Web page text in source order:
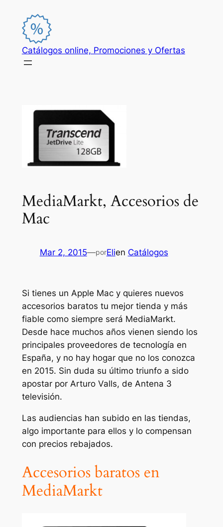
contenido
Catálogos online, Promociones y Ofertas
MediaMarkt, Accesorios de
Mac
Mar 2, 2015—porElien Catálogos
Si tienes un Apple Mac y quieres nuevos
accesorios baratos tu mejor tienda y más
fiable como siempre será MediaMarkt.
Desde hace muchos años vienen siendo los
principales proveedores de tecnología en
España, y no hay hogar que no los conozca
en 2015. Sin duda su último triunfo a sido
apostar por Arturo Valls, de Antena 3
televisión.
Las audiencias han subido en las tiendas,
algo importante para ellos y lo compensan
con precios rebajados.
Accesorios baratos en
MediaMarkt